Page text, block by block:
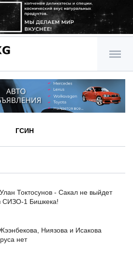
ГСИН
Токтосунов - Сакал не выйдет
СИЗО-1 Бишкека!
Ниязова и Исакова
нет